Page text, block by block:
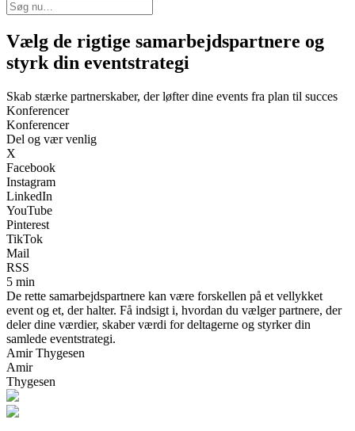
Vælg de rigtige samarbejdspartnere og
styrk din eventstrategi
Skab stærke partnerskaber, der løfter dine events fra plan til succes
Konferencer
Konferencer
Del og vær venlig
X
Facebook
Instagram
LinkedIn
YouTube
Pinterest
TikTok
Mail
RSS
5 min
De rette samarbejdspartnere kan være forskellen på et vellykket
event og et, der halter. Få indsigt i, hvordan du vælger partnere, der
deler dine værdier, skaber værdi for deltagerne og styrker din
samlede eventstrategi.
Amir Thygesen
Amir
Thygesen